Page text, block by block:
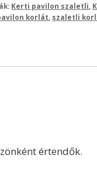
Kerti pavilon szaletli
korlát szaletli
értendők.